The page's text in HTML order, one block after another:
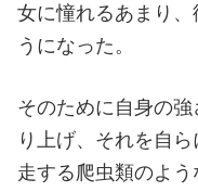
女に憧れるあまり
うになった。
そのために自身の
り上げ、それを自
走する爬虫類のよ